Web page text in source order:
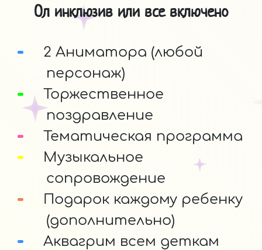
Ол инклюзив или все включено
2 Аниматора (любой
персонаж)
Торжественное
поздравление
Тематическая программа
Музыкальное
сопровождение
Подарок каждому ребенку
(дополнительно)
Аквагрим всем деткам